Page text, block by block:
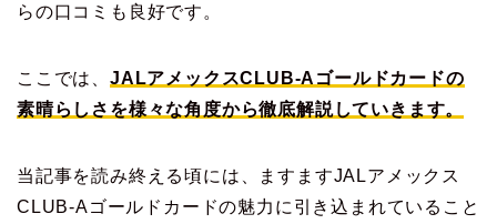
らの口コミも良好です。
ここでは、 JALアメックスCLUB-Aゴールドカードの
素晴らしさを様々な角度から徹底解説していきます。
当記事を読み終える頃には、ますますJALアメックス
CLUB-Aゴールドカードの魅力に引き込まれていること